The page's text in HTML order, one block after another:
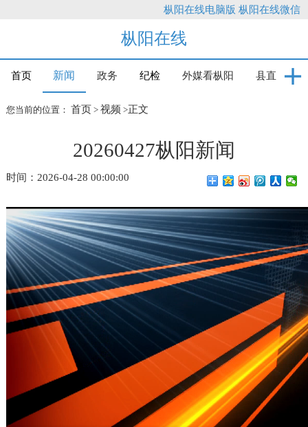
枞阳在线电脑版 枞阳在线微信
枞阳在线
首页 新闻 政务 纪检 外媒看枞阳 县直
您当前的位置： 首页 > 视频 >正文
20260427枞阳新闻
时间：2026-04-28 00:00:00